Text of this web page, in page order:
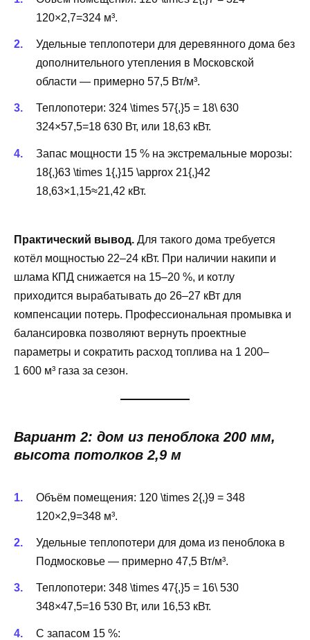
120×2,7=324 м³.
Удельные теплопотери для деревянного дома без
дополнительного утепления в Московской
области — примерно 57,5 Вт/м³.
Теплопотери: 324 \times 57{,}5 = 18\ 630
324×57,5=18 630 Вт, или 18,63 кВт.
Запас мощности 15 % на экстремальные морозы:
18{,}63 \times 1{,}15 \approx 21{,}42
18,63×1,15≈21,42 кВт.
Практический вывод. Для такого дома требуется
котёл мощностью 22–24 кВт. При наличии накипи и
шлама КПД снижается на 15–20 %, и котлу
приходится вырабатывать до 26–27 кВт для
компенсации потерь. Профессиональная промывка и
балансировка позволяют вернуть проектные
параметры и сократить расход топлива на 1 200–
1 600 м³ газа за сезон.
Вариант 2: дом из пеноблока 200 мм,
высота потолков 2,9 м
Объём помещения: 120 \times 2{,}9 = 348
120×2,9=348 м³.
Удельные теплопотери для дома из пеноблока в
Подмосковье — примерно 47,5 Вт/м³.
Теплопотери: 348 \times 47{,}5 = 16\ 530
348×47,5=16 530 Вт, или 16,53 кВт.
С запасом 15 %: